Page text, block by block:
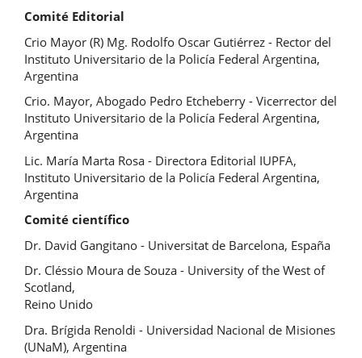
Comité Editorial
Crio Mayor (R) Mg. Rodolfo Oscar Gutiérrez - Rector del
Instituto Universitario de la Policía Federal Argentina,
Argentina
Crio. Mayor, Abogado Pedro Etcheberry - Vicerrector del
Instituto Universitario de la Policía Federal Argentina,
Argentina
Lic. María Marta Rosa - Directora Editorial IUPFA,
Instituto Universitario de la Policía Federal Argentina,
Argentina
Comité científico
Dr. David Gangitano - Universitat de Barcelona, España
Dr. Cléssio Moura de Souza - University of the West of
Scotland,
Reino Unido
Dra. Brígida Renoldi - Universidad Nacional de Misiones
(UNaM), Argentina